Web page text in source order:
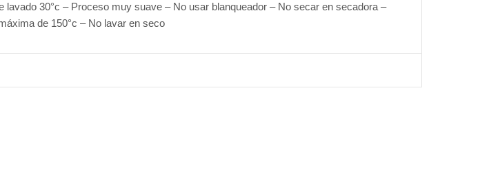
lavado 30°c – Proceso muy suave – No usar blanqueador – No secar en secadora –
de 150°c – No lavar en seco